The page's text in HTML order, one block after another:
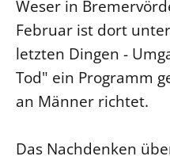
Weser in
Februar ist dort
letzten Dingen -
Tod" ein Programm
an Männer richtet.
Das Nachdenken
Fachstelle
Beschwerdestellen
Kirchenämter
Datenschutz
Gebäude
Suche